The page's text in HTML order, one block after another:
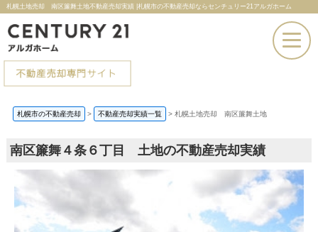
札幌土地売却 南区簾舞土地不動産売却実績 |札幌市の不動産売却ならセンチュリー21アルガホーム
その場で売却査定
札幌市の不動産売却 > 不動産売却実績一覧 > 札幌土地売却 南区簾舞土地
南区簾舞４条６丁目 土地の不動産売却実績